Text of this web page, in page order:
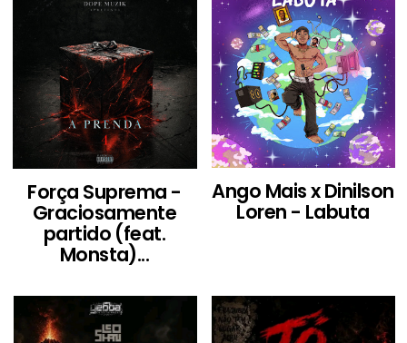
Força Suprema -
Graciosamente
partido (feat.
Monsta)...
Ango Mais x Dinilson
Loren - Labuta